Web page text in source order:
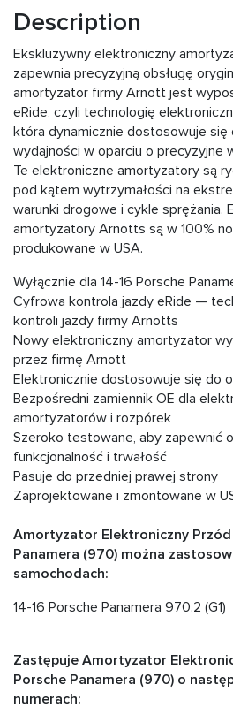
Description
Ekskluzywny elektroniczny
zapewnia precyzyjną obsługę
amortyzator firmy Arnott jest
eRide, czyli technologię
która dynamicznie dostosowuje się
wydajności w oparciu o precyzyjne
Te elektroniczne amortyzatory są
pod kątem wytrzymałości na
warunki drogowe i cykle sprężania.
amortyzatory Arnotts są w 100%
produkowane w USA.
Wyłącznie dla 14-16 Porsche
Cyfrowa kontrola jazdy eRide —
kontroli jazdy firmy Arnotts
Nowy elektroniczny amortyzator
przez firmę Arnott
Elektronicznie dostosowuje się do
Bezpośredni zamiennik OE dla
amortyzatorów i rozpórek
Szeroko testowane, aby zapewnić
funkcjonalność i trwałość
Pasuje do przedniej prawej strony
Zaprojektowane i zmontowane w
Amortyzator Elektroniczny Przód
Panamera (970) można
samochodach:
14-16 Porsche Panamera 970.2 (G1)
Zastępuje Amortyzator
Porsche Panamera (970) o
numerach: